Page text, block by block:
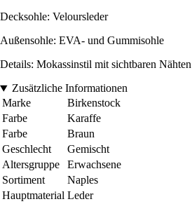
Decksohle: Veloursleder
Außensohle: EVA- und Gummisohle
Details: Mokassinstil mit sichtbaren Nähten
Zusätzliche Informationen
Marke
Birkenstock
Farbe
Karaffe
Farbe
Braun
Geschlecht
Gemischt
Altersgruppe
Erwachsene
Sortiment
Naples
Hauptmaterial Leder